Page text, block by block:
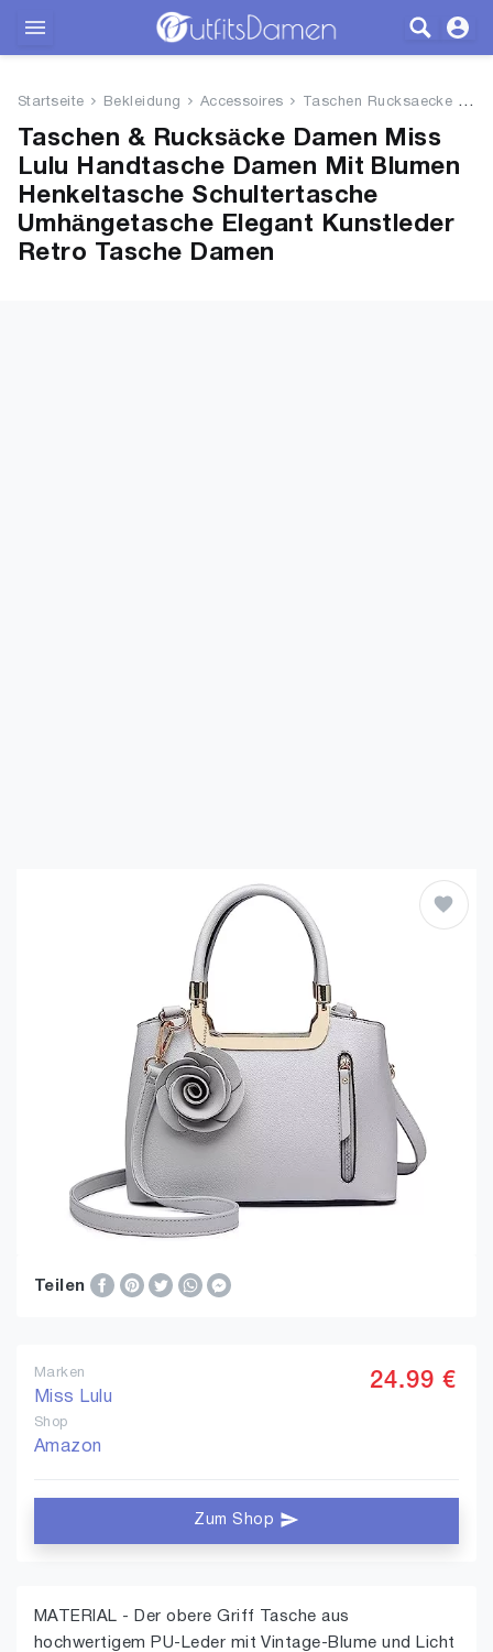
Bekleidung
Wäsche
Schuhe
Startseite Bekleidung Accessoires Taschen Rucksaecke
Taschen & Rucksäcke Damen Miss
Lulu Handtasche Damen Mit Blumen
Henkeltasche Schultertasche
Umhängetasche Elegant Kunstleder
Retro Tasche Damen
Teilen
Marken
Miss Lulu
Shop
Amazon
24.99 €
Zum Shop
MATERIAL - Der obere Griff Tasche aus
hochwertigem PU-Leder mit Vintage-Blume und Licht